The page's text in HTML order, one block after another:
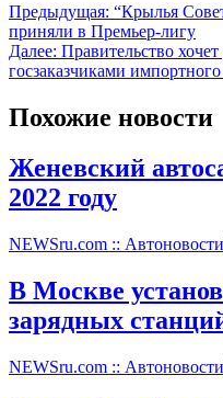
Предыдущая: “Крылья
приняли в Премьер-лигу
Далее: Правительство
госзаказчиками
Похожие новости
Женевский
2022 году
NEWSru.com :: Автоновости
В Москве
зарядных
NEWSru.com :: Автоновости